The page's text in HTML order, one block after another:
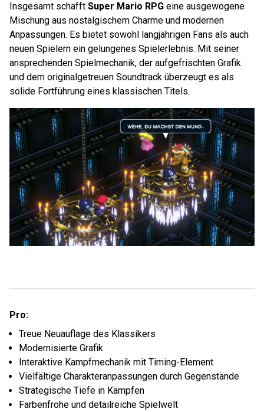
Insgesamt schafft Super Mario RPG eine ausgewogene
Mischung aus nostalgischem Charme und modernen
Anpassungen. Es bietet sowohl langjährigen Fans als auch
neuen Spielern ein gelungenes Spielerlebnis. Mit seiner
ansprechenden Spielmechanik, der aufgefrischten Grafik
und dem originalgetreuen Soundtrack überzeugt es als
solide Fortführung eines klassischen Titels.
Pro:
Treue Neuauflage des Klassikers
Modernisierte Grafik
Interaktive Kampfmechanik mit Timing-Element
Vielfältige Charakteranpassungen durch Gegenstände
Strategische Tiefe in Kämpfen
Farbenfrohe und detailreiche Spielwelt